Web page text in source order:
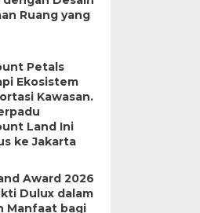
Ruang yang
Petals
Ekosistem
Kawasan.
Land Ini
ke Jakarta
Award 2026
Dulux dalam
Manfaat bagi